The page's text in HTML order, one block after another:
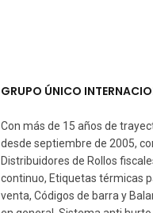
GRUPO ÚNICO
Con más de 15 años de
desde septiembre de 2005,
Distribuidores de Rollos
continuo, Etiquetas térmicas
venta, Códigos de barra y